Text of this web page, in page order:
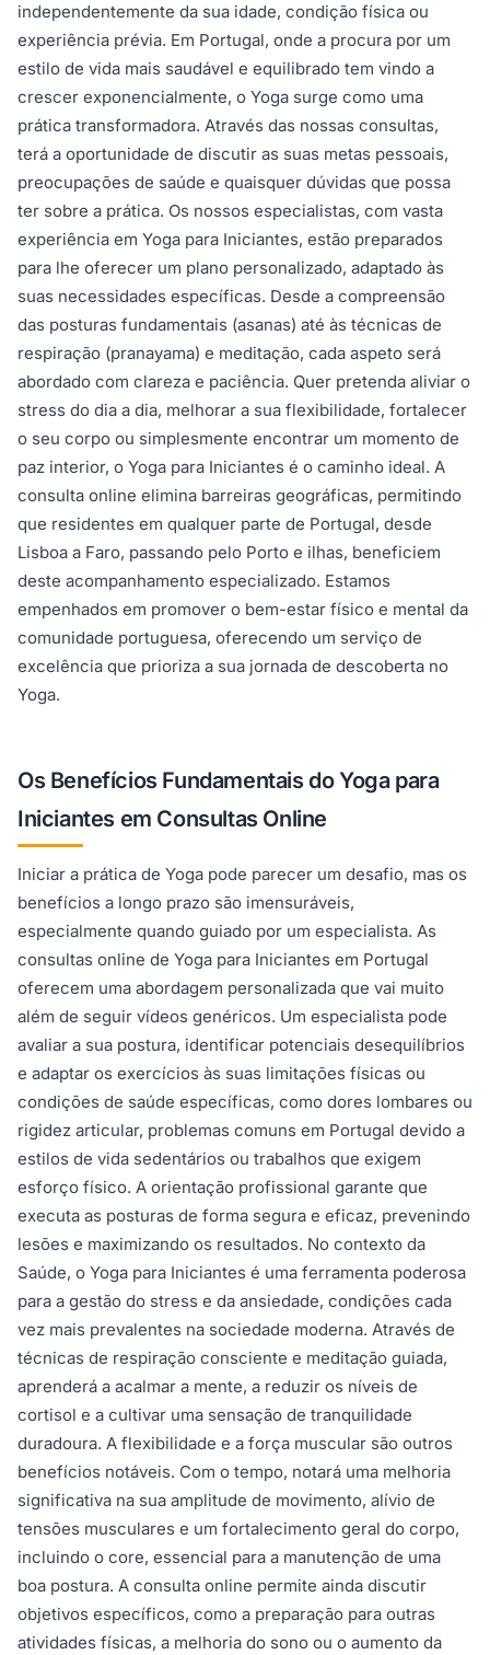
independentemente da sua idade, condição física ou
experiência prévia. Em Portugal, onde a procura por um
estilo de vida mais saudável e equilibrado tem vindo a
crescer exponencialmente, o Yoga surge como uma
prática transformadora. Através das nossas consultas,
terá a oportunidade de discutir as suas metas pessoais,
preocupações de saúde e quaisquer dúvidas que possa
ter sobre a prática. Os nossos especialistas, com vasta
experiência em Yoga para Iniciantes, estão preparados
para lhe oferecer um plano personalizado, adaptado às
suas necessidades específicas. Desde a compreensão
das posturas fundamentais (asanas) até às técnicas de
respiração (pranayama) e meditação, cada aspeto será
abordado com clareza e paciência. Quer pretenda aliviar o
stress do dia a dia, melhorar a sua flexibilidade, fortalecer
o seu corpo ou simplesmente encontrar um momento de
paz interior, o Yoga para Iniciantes é o caminho ideal. A
consulta online elimina barreiras geográficas, permitindo
que residentes em qualquer parte de Portugal, desde
Lisboa a Faro, passando pelo Porto e ilhas, beneficiem
deste acompanhamento especializado. Estamos
empenhados em promover o bem-estar físico e mental da
comunidade portuguesa, oferecendo um serviço de
excelência que prioriza a sua jornada de descoberta no
Yoga.
Os Benefícios Fundamentais do Yoga para
Iniciantes em Consultas Online
Iniciar a prática de Yoga pode parecer um desafio, mas os
benefícios a longo prazo são imensuráveis,
especialmente quando guiado por um especialista. As
consultas online de Yoga para Iniciantes em Portugal
oferecem uma abordagem personalizada que vai muito
além de seguir vídeos genéricos. Um especialista pode
avaliar a sua postura, identificar potenciais desequilíbrios
e adaptar os exercícios às suas limitações físicas ou
condições de saúde específicas, como dores lombares ou
rigidez articular, problemas comuns em Portugal devido a
estilos de vida sedentários ou trabalhos que exigem
esforço físico. A orientação profissional garante que
executa as posturas de forma segura e eficaz, prevenindo
lesões e maximizando os resultados. No contexto da
Saúde, o Yoga para Iniciantes é uma ferramenta poderosa
para a gestão do stress e da ansiedade, condições cada
vez mais prevalentes na sociedade moderna. Através de
técnicas de respiração consciente e meditação guiada,
aprenderá a acalmar a mente, a reduzir os níveis de
cortisol e a cultivar uma sensação de tranquilidade
duradoura. A flexibilidade e a força muscular são outros
benefícios notáveis. Com o tempo, notará uma melhoria
significativa na sua amplitude de movimento, alívio de
tensões musculares e um fortalecimento geral do corpo,
incluindo o core, essencial para a manutenção de uma
boa postura. A consulta online permite ainda discutir
objetivos específicos, como a preparação para outras
atividades físicas, a melhoria do sono ou o aumento da